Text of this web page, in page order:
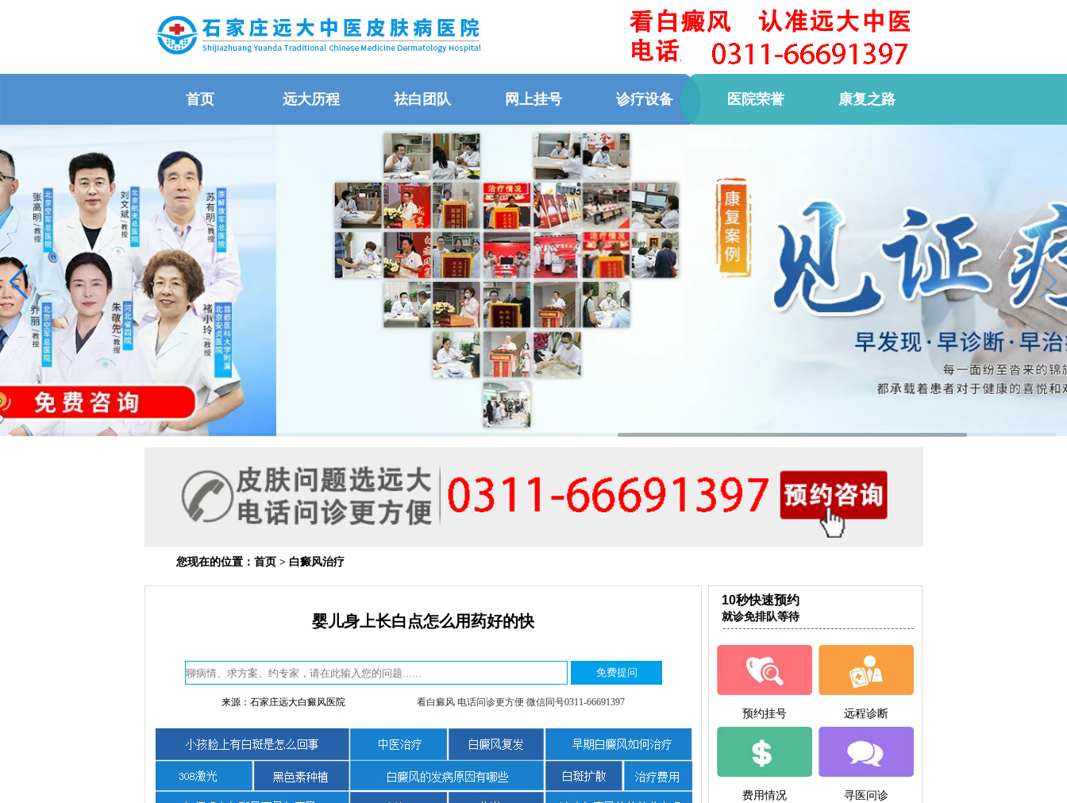
首页 远大历程 祛白团队 网上挂号 诊疗设备 医院荣誉 康复之路
您现在的位置： 首页> 白癜风治疗
婴儿身上长白点怎么用药好的快
来源：石家庄远大白癜风医院 看白癜风 电话问诊更方便 微信同号0311-66691397
10秒快速预约
就诊免排队等待
预约挂号 远程诊断
费用情况 寻医问诊